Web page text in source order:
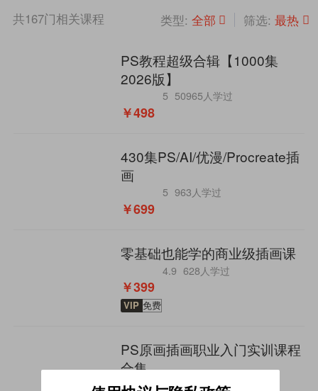
共167门相关课程 类型: 全部 筛选: 最热
PS教程超级合辑【1000集
2026版】
5 50965人学过
￥498
430集PS/AI/优漫/Procreate插
画
5 963人学过
￥699
零基础也能学的商业级插画课
4.9 628人学过
￥399
VIP 免费
PS原画插画职业入门实训课程
合集
5 727人学过